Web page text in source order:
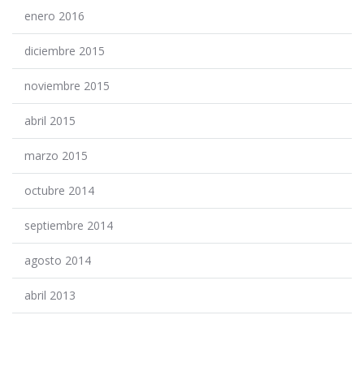
enero 2016
diciembre 2015
noviembre 2015
abril 2015
marzo 2015
octubre 2014
septiembre 2014
agosto 2014
abril 2013